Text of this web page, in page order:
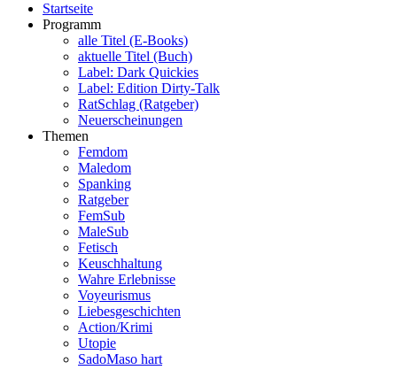
Startseite
Programm
alle Titel (E-Books)
aktuelle Titel (Buch)
Label: Dark Quickies
Label: Edition Dirty-Talk
RatSchlag (Ratgeber)
Neuerscheinungen
Themen
Femdom
Maledom
Spanking
Ratgeber
FemSub
MaleSub
Fetisch
Keuschhaltung
Wahre Erlebnisse
Voyeurismus
Liebesgeschichten
Action/Krimi
Utopie
SadoMaso hart